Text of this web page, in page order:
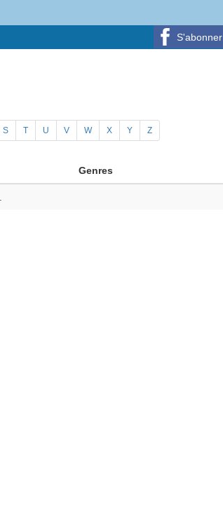
S'abonner
S T U V W X Y Z
Genres